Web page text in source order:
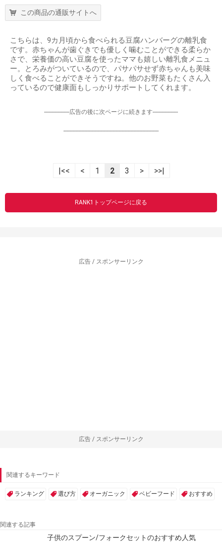
この商品の通販サイトへ
こちらは、9カ月頃から食べられる豆腐ハンバーグの離乳食
です。赤ちゃんが歯ぐきでも優しく噛むことができる柔らか
さで、栄養価の高い豆腐を使ったママも嬉しい離乳食メニュ
ー。とろみがついているので、パサパサせず赤ちゃんも美味
しく食べることができそうですね。他のお野菜もたくさん入
っているので健康面もしっかりサポートしてくれます。
-----------------広告の後に次ページに続きます-----------------
----------------------------------------------------------------
|<< < 1 2 3 > >>|
RANK1トップページに戻る
広告 / スポンサーリンク
広告 / スポンサーリンク
関連するキーワード
ランキング 選び方 オーガニック ベビーフード おすすめ
関連する記事
子供のスプーン/フォークセットのおすすめ人気